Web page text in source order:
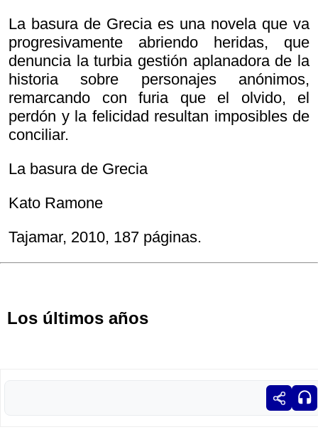
La basura de Grecia es una novela que va
progresivamente abriendo heridas, que
denuncia la turbia gestión aplanadora de la
historia sobre personajes anónimos,
remarcando con furia que el olvido, el
perdón y la felicidad resultan imposibles de
conciliar.
La basura de Grecia
Kato Ramone
Tajamar, 2010, 187 páginas.
Los últimos años